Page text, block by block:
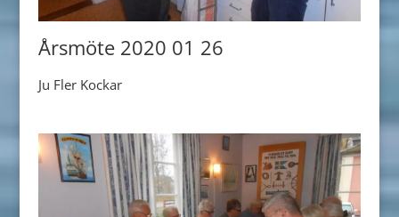
Årsmöte 2020 01 26
Ju Fler Kockar